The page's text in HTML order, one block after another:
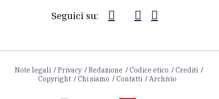
Seguici su:
Note legali Privacy Redazione Codice etico
Crediti
Copyright
Chi siamo Contatti Archivio